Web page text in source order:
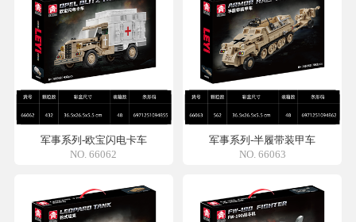
军事系列-欧宝闪电卡车
NO. 66062
军事系列-半履带装甲车
NO. 66063